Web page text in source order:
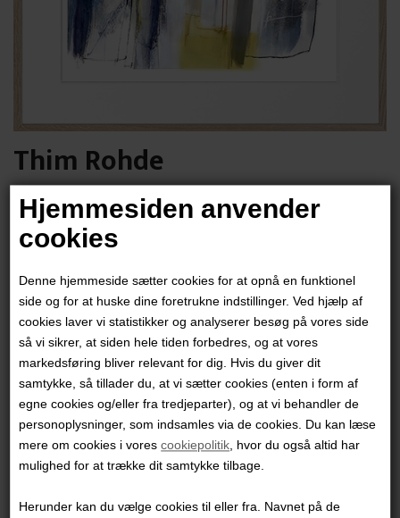
Hjemmesiden anvender
cookies
Denne hjemmeside sætter cookies for at opnå en funktionel
side og for at huske dine foretrukne indstillinger. Ved hjælp af
cookies laver vi statistikker og analyserer besøg på vores side
så vi sikrer, at siden hele tiden forbedres, og at vores
markedsføring bliver relevant for dig. Hvis du giver dit
samtykke, så tillader du, at vi sætter cookies (enten i form af
egne cookies og/eller fra tredjeparter), og at vi behandler de
personoplysninger, som indsamles via de cookies. Du kan læse
mere om cookies i vorescookiepolitik , hvor du også altid har
mulighed for at trække dit samtykke tilbage.
Herunder kan du vælge cookies til eller fra. Navnet på de
Thim Rohde
1.400,00DKK
"Uden Titel"
51x51 cm.
Giclée tryk 10 oplag
Natur glasramme
PRODUKTBESKRIVELSE